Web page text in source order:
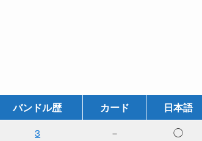
バンドル歴 カード 日本語
3 － ◯